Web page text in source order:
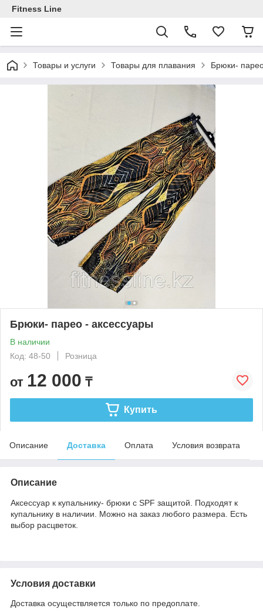
Fitness Line
Товары и услуги Товары для плавания Брюки-
Брюки- парео - аксессуары
В наличии
Код: 48-50
Розница
от 12 000 ₸
Купить
Описание Доставка Оплата Условия возврата
Описание
Аксессуар к купальнику- брюки с SPF защитой. Подходят к
купальнику в наличии. Можно на заказ любого размера. Есть
выбор расцветок.
Условия доставки
Доставка осуществляется только по предоплате.